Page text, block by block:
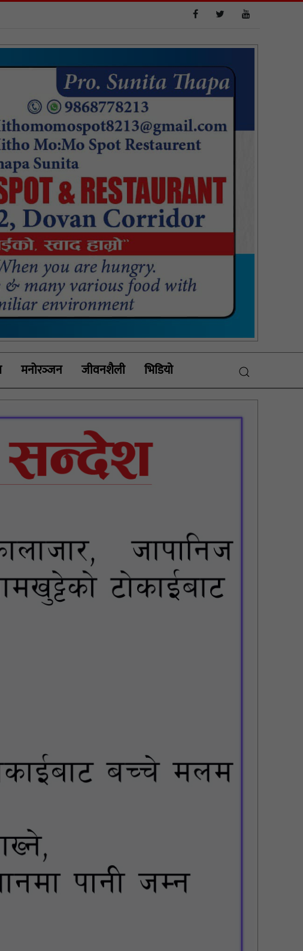
मनोरञ्‍जन जीवनशैली भिडियाे